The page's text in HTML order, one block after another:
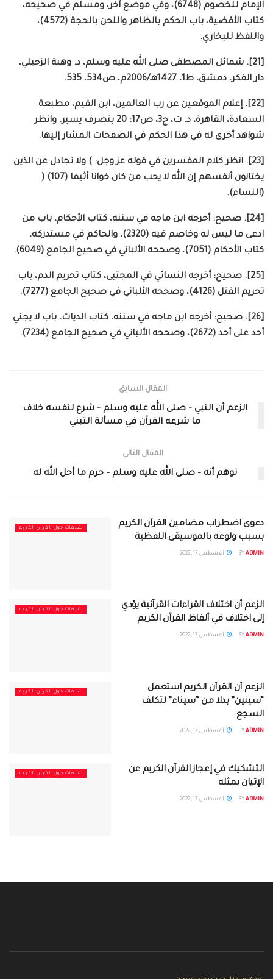
الإمام للخصوم (6748)، وفي موضع آخر، ومسلم في صحيحه،
كتاب الأقضية، باب الحكم بالظاهر واللحن بالحجة (4572)،
واللفظ للبخاري.
[21]. شمائل المصطفى صلى الله عليه وسلم، د. وهبة الزحيلي،
دار الفكر، دمشق، ط1، 1427هـ/2006م، ص534، 535.
[22]. إعلام الموقعين عن رب العالمين، ابن القيم، مطبعة
السعادة، القاهرة، د. ت، ج3، ص17: 20 بتصرف يسير. وانظر
شواهد أخرى له في هذا الحكم في الصفحات المشار إليها.
[23]. انظر كلام المفسرين في قوله عز وجل: ) ولا تجادل عن الذين
يختانون أنفسهم إن الله لا يحب من كان خوانا أثيما (107) (
(النساء).
[24]. صحيح: أخرجه ابن ماجه في سننه، كتاب الأحكام، باب من
ادعى ما ليس له وخاصم فيه (2320)، والحاكم في مستدركه،
كتاب الأحكام (7051)، وصححه الألباني في صحيح الجامع (6049).
[25]. صحيح: أخرجه النسائي في المجتبى، كتاب تحريم الدم، باب
تحريم القتل (4126)، وصححه الألباني في صحيح الجامع (7277).
[26]. صحيح: أخرجه ابن ماجه في سننه، كتاب الديات، باب لا يجني
أحد على أحد (2672)، وصححه الألباني في صحيح الجامع (7234).
المقال السابق
الزعم أن النبي – صلى الله عليه وسلم – شرع لنفسه خلاف
ما شرعه القرآن في مسألة التبني
المقال التالي
توهم أنه – صلى الله عليه وسلم – حرم ما أحل الله له
شبهات حول القرآن الكريم
دعوى اضطراب مضامين القرآن الكريم
بسبب ولوعه بالموسيقى اللفظية
BY ADMIN أغسطس 17, 2022
شبهات حول القرآن الكريم
الزعم أن اختلاف القراءات القرآنية يؤدي
إلى اختلاف في ألفاظ القرآن الكريم
BY ADMIN أغسطس 17, 2022
شبهات حول القرآن الكريم
الزعم أن القرآن الكريم استعمل
“سينين” بدلا من “سيناء” لتكلف
السجع
BY ADMIN أغسطس 17, 2022
شبهات حول القرآن الكريم
التشكيك في إعجاز القرآن الكريم عن
الإتيان بمثله
BY ADMIN أغسطس 17, 2022